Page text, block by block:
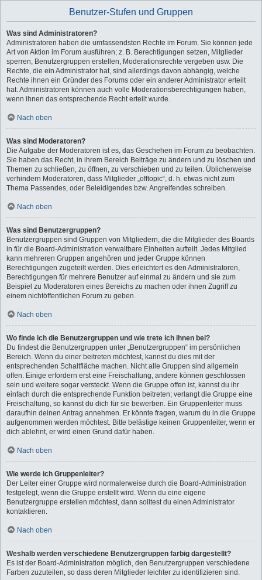
Benutzer-Stufen und Gruppen
Was sind Administratoren?
Administratoren haben die umfassendsten Rechte im Forum. Sie können jede
Art von Aktion im Forum ausführen; z. B. Berechtigungen setzen, Mitglieder
sperren, Benutzergruppen erstellen, Moderationsrechte vergeben usw. Die
Rechte, die ein Administrator hat, sind allerdings davon abhängig, welche
Rechte ihnen ein Gründer des Forums oder ein anderer Administrator erteilt
hat. Administratoren können auch volle Moderationsberechtigungen haben,
wenn ihnen das entsprechende Recht erteilt wurde.
Nach oben
Was sind Moderatoren?
Die Aufgabe der Moderatoren ist es, das Geschehen im Forum zu beobachten.
Sie haben das Recht, in ihrem Bereich Beiträge zu ändern und zu löschen und
Themen zu schließen, zu öffnen, zu verschieben und zu teilen. Üblicherweise
verhindern Moderatoren, dass Mitglieder „offtopic“, d. h. etwas nicht zum
Thema Passendes, oder Beleidigendes bzw. Angreifendes schreiben.
Nach oben
Was sind Benutzergruppen?
Benutzergruppen sind Gruppen von Mitgliedern, die die Mitglieder des Boards
in für die Board-Administration verwaltbare Einheiten aufteilt. Jedes Mitglied
kann mehreren Gruppen angehören und jeder Gruppe können
Berechtigungen zugeteilt werden. Dies erleichtert es den Administratoren,
Berechtigungen für mehrere Benutzer auf einmal zu ändern und sie zum
Beispiel zu Moderatoren eines Bereichs zu machen oder ihnen Zugriff zu
einem nichtöffentlichen Forum zu geben.
Nach oben
Wo finde ich die Benutzergruppen und wie trete ich ihnen bei?
Du findest die Benutzergruppen unter „Benutzergruppen“ im persönlichen
Bereich. Wenn du einer beitreten möchtest, kannst du dies mit der
entsprechenden Schaltfläche machen. Nicht alle Gruppen sind allgemein
offen. Einige erfordern erst eine Freischaltung, andere können geschlossen
sein und weitere sogar versteckt. Wenn die Gruppe offen ist, kannst du ihr
einfach durch die entsprechende Funktion beitreten; verlangt die Gruppe eine
Freischaltung, so kannst du dich für sie bewerben. Ein Gruppenleiter muss
daraufhin deinen Antrag annehmen. Er könnte fragen, warum du in die Gruppe
aufgenommen werden möchtest. Bitte belästige keinen Gruppenleiter, wenn er
dich ablehnt, er wird einen Grund dafür haben.
Nach oben
Wie werde ich Gruppenleiter?
Der Leiter einer Gruppe wird normalerweise durch die Board-Administration
festgelegt, wenn die Gruppe erstellt wird. Wenn du eine eigene
Benutzergruppe erstellen möchtest, dann solltest du einen Administrator
kontaktieren.
Nach oben
Weshalb werden verschiedene Benutzergruppen farbig dargestellt?
Es ist der Board-Administration möglich, den Benutzergruppen verschiedene
Farben zuzuteilen, so dass deren Mitglieder leichter zu identifizieren sind.